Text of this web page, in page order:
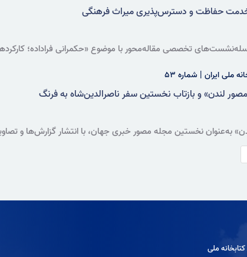
خدمت حفاظت و دسترس‌پذیری میراث فرهنگی
تخصصی مقاله‌محور با موضوع «حکمرانی فراداده؛
ملی ایران | شماره ۵۳
لندن» و بازتاب نخستین سفر ناصرالدین‌شاه به فرنگ
به‌عنوان نخستین مجله مصور خبری جهان، با انتشار گزارش‌ها و
و بریتانیا و بازتاب تصویری این سفر تاریخی در مطبوعات دوره
ملی